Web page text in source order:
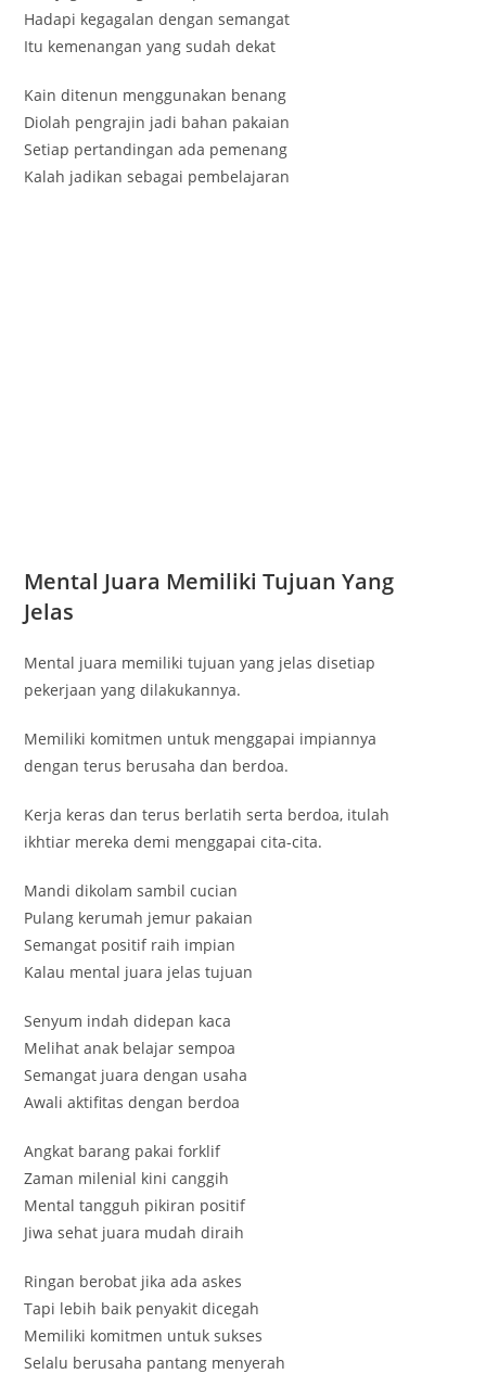
Hadapi kegagalan dengan semangat
Itu kemenangan yang sudah dekat
Kain ditenun menggunakan benang
Diolah pengrajin jadi bahan pakaian
Setiap pertandingan ada pemenang
Kalah jadikan sebagai pembelajaran
Mental Juara Memiliki Tujuan Yang
Jelas
Mental juara memiliki tujuan yang jelas disetiap
pekerjaan yang dilakukannya.
Memiliki komitmen untuk menggapai impiannya
dengan terus berusaha dan berdoa.
Kerja keras dan terus berlatih serta berdoa, itulah
ikhtiar mereka demi menggapai cita-cita.
Mandi dikolam sambil cucian
Pulang kerumah jemur pakaian
Semangat positif raih impian
Kalau mental juara jelas tujuan
Senyum indah didepan kaca
Melihat anak belajar sempoa
Semangat juara dengan usaha
Awali aktifitas dengan berdoa
Angkat barang pakai forklif
Zaman milenial kini canggih
Mental tangguh pikiran positif
Jiwa sehat juara mudah diraih
Ringan berobat jika ada askes
Tapi lebih baik penyakit dicegah
Memiliki komitmen untuk sukses
Selalu berusaha pantang menyerah